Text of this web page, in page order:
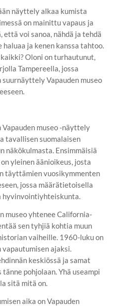
näyttely alkaa kumista
on mainittu vapaus ja
voi sanoa, nähdä ja tehdä
haluaa ja kenen kanssa tahtoo.
Oloni on turhautunut,
Tampereella, jossa
Vapauden museo
museo -näyttely
tavallisen suomalaisen
näkökulmasta. Ensimmäisiä
yleinen äänioikeus, josta
täyttämien vuosikymmenten
jossa määrätietoisella
museo yhtenee California-
sen tyhjiä kohtia muun
vaiheille. 1960-luku on
ajaksi.
keskiössä ja samat
pohjolaan. Yhä useampi
sitä mitä on.
aika on Vapauden